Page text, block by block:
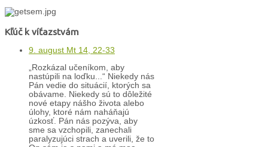
Kľúč k víťazstvám
9. august Mt 14, 22-33
„Rozkázal učeníkom, aby
nastúpili na loďku...“ Niekedy nás
Pán vedie do situácií, ktorých sa
obávame. Niekedy sú to dôležité
nové etapy nášho života alebo
úlohy, ktoré nám naháňajú
úzkosť. Pán nás pozýva, aby
sme sa vzchopili, zanechali
paralyzujúci strach a uverili, že to